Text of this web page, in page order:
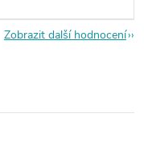
Zobrazit další hodnocení